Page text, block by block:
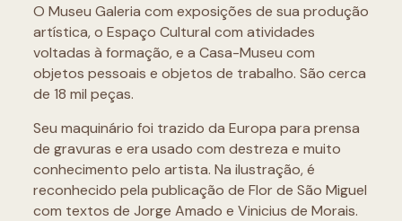
O Museu Galeria com exposições de sua produção
artística, o Espaço Cultural com atividades
voltadas à formação, e a Casa-Museu com
objetos pessoais e objetos de trabalho. São cerca
de 18 mil peças.
Seu maquinário foi trazido da Europa para prensa
de gravuras e era usado com destreza e muito
conhecimento pelo artista. Na ilustração, é
reconhecido pela publicação de Flor de São Miguel
com textos de Jorge Amado e Vinicius de Morais.